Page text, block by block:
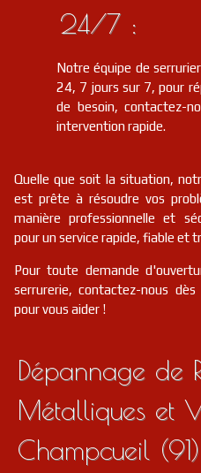
24/7 :
Notre équipe de
24, 7 jours sur 7, pour
de besoin, contactez-
intervention rapide.
Quelle que soit la situation,
est prête à résoudre vos
manière professionnelle et
pour un service rapide, fiable et
Pour toute demande
serrurerie, contactez-nous
pour vous aider !
Dépannage de
Métalliques et
Champcueil